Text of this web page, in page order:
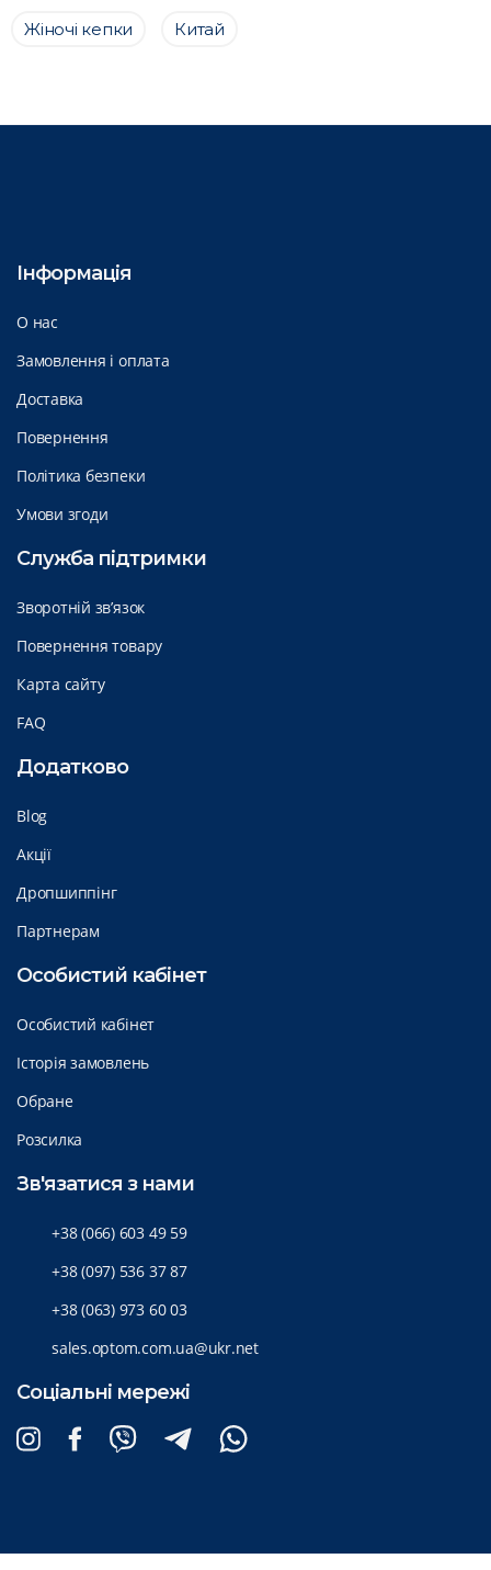
Жіночі кепки Китай
Інформація
О нас
Замовлення і оплата
Доставка
Повернення
Політика безпеки
Умови згоди
Служба підтримки
Зворотній зв’язок
Повернення товару
Карта сайту
FAQ
Додатково
Blog
Акції
Дропшиппінг
Партнерам
Особистий кабінет
Особистий кабінет
Історія замовлень
Обране
Розсилка
Зв'язатися з нами
+38 (066) 603 49 59
+38 (097) 536 37 87
+38 (063) 973 60 03
sales.optom.com.ua@ukr.net
Соціальні мережі